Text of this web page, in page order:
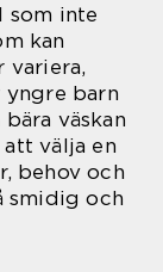
som inte
kan
variera,
yngre barn
väskan
välja en
behov och
smidig och